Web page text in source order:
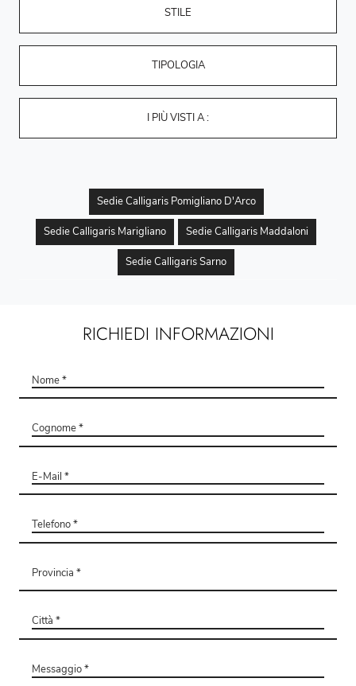
STILE
TIPOLOGIA
I PIÙ VISTI A :
Sedie Calligaris Pomigliano D'Arco
Sedie Calligaris Marigliano Sedie Calligaris Maddaloni
Sedie Calligaris Sarno
RICHIEDI INFORMAZIONI